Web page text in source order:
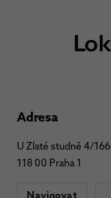
Adresa
U Zlaté studně 4/166
118 00 Praha 1
Navigovat